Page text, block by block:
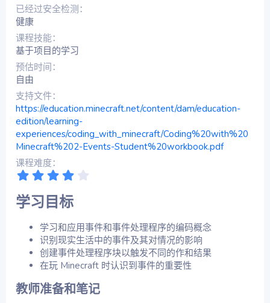
已经过安全检测
健康
课程技能
基于项目的学习
预估时间
自由
支持文件
https://education.minecraft.net/content/dam/education-
edition/learning-
experiences/coding_with_minecraft/Coding%20with%20
Minecraft%202-Events-Student%20workbook.pdf
课程难度
学习目标​
学习和应用事件和事件处理程序的编码概念
识别现实生活中的事件及其对情况的影响
创建事件处理程序块以触发不同的作和结果
在玩 Minecraft 时认识到事件的重要性
教师准备和笔记​